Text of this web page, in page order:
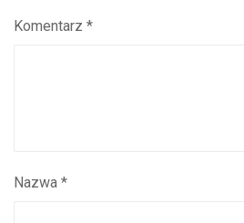
Komentarz *
Nazwa *